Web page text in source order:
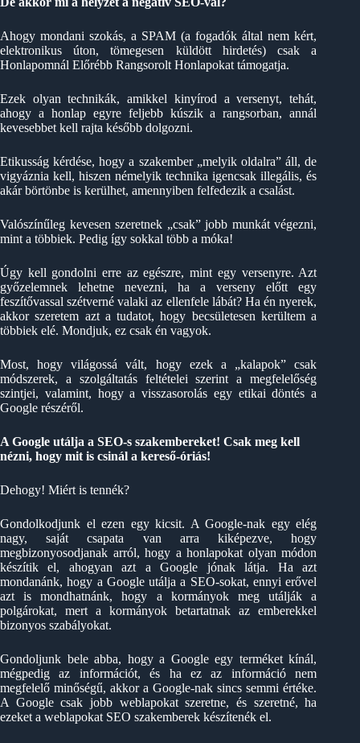
Ahogy mondani szokás, a SPAM (a fogadók által nem kért,
elektronikus úton, tömegesen küldött hirdetés) csak a
Honlapomnál Előrébb Rangsorolt Honlapokat támogatja.
Ezek olyan technikák, amikkel kinyírod a versenyt, tehát,
ahogy a honlap egyre feljebb kúszik a rangsorban, annál
kevesebbet kell rajta később dolgozni.
Etikusság kérdése, hogy a szakember „melyik oldalra” áll, de
vigyáznia kell, hiszen némelyik technika igencsak illegális, és
akár börtönbe is kerülhet, amennyiben felfedezik a csalást.
Valószínűleg kevesen szeretnek „csak” jobb munkát végezni,
mint a többiek. Pedig így sokkal több a móka!
Úgy kell gondolni erre az egészre, mint egy versenyre. Azt
győzelemnek lehetne nevezni, ha a verseny előtt egy
feszítővassal szétverné valaki az ellenfele lábát? Ha én nyerek,
akkor szeretem azt a tudatot, hogy becsületesen kerültem a
többiek elé. Mondjuk, ez csak én vagyok.
Most, hogy világossá vált, hogy ezek a „kalapok” csak
módszerek, a szolgáltatás feltételei szerint a megfelelőség
szintjei, valamint, hogy a visszasorolás egy etikai döntés a
Google részéről.
A Google utálja a SEO-s szakembereket! Csak meg kell
nézni, hogy mit is csinál a kereső-óriás!
Dehogy! Miért is tennék?
Gondolkodjunk el ezen egy kicsit. A Google-nak egy elég
nagy, saját csapata van arra kiképezve, hogy
megbizonyosodjanak arról, hogy a honlapokat olyan módon
készítik el, ahogyan azt a Google jónak látja. Ha azt
mondanánk, hogy a Google utálja a SEO-sokat, ennyi erővel
azt is mondhatnánk, hogy a kormányok meg utálják a
polgárokat, mert a kormányok betartatnak az emberekkel
bizonyos szabályokat.
Gondoljunk bele abba, hogy a Google egy terméket kínál,
mégpedig az információt, és ha ez az információ nem
megfelelő minőségű, akkor a Google-nak sincs semmi értéke.
A Google csak jobb weblapokat szeretne, és szeretné, ha
ezeket a weblapokat SEO szakemberek készítenék el.